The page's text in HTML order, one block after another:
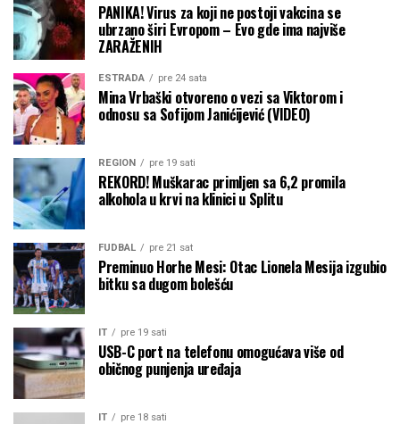
PANIKA! Virus za koji ne postoji vakcina se
ubrzano širi Evropom – Evo gde ima najviše
ZARAŽENIH
ESTRADA pre 24 sata
Mina Vrbaški otvoreno o vezi sa Viktorom i
odnosu sa Sofijom Janićijević (VIDEO)
REGION pre 19 sati
REKORD! Muškarac primljen sa 6,2 promila
alkohola u krvi na klinici u Splitu
FUDBAL pre 21 sat
Preminuo Horhe Mesi: Otac Lionela Mesija izgubio
bitku sa dugom bolešću
IT pre 19 sati
USB-C port na telefonu omogućava više od
običnog punjenja uređaja
IT pre 18 sati